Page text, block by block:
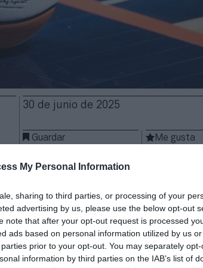
My Personal Information
sharing to third parties, or processing of your
advertising by us, please use the below opt-out
note that after your opt-out request is processed
ads based on personal information utilized by us
prior to your opt-out. You may separately
information by third parties on the IAB’s list of
30 de junio de 2025
Guardar Me gusta
movimiento en laexpansión de
feede entrada será de250 millones de
veces más de lo que pagaron las
como Toronto Tempo y Portland el
las adjudicaciones de las nuevas